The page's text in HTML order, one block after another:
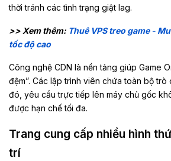
thời tránh các tình trạng giật lag.
>> Xem thêm: Thuê VPS treo game -
tốc độ cao
Công nghệ CDN là nền tảng giúp Game
đệm”. Các lập trình viên chứa toàn bộ trò
đó, yêu cầu trực tiếp lên máy chủ gốc
được hạn chế tối đa.
Trang cung cấp nhiều hình
trí